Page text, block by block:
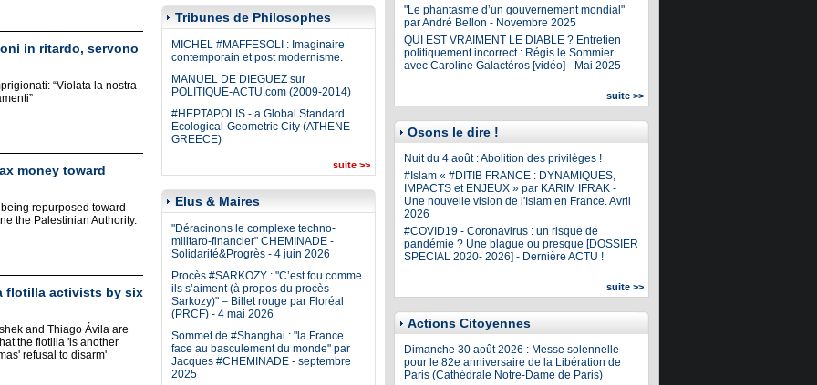
in ritardo, servono
“Violata la nostra
money toward
repurposed toward
the Palestinian Authority.
flotilla activists by six
and Thiago Ávila are
the flotilla 'is another
refusal to disarm'
Tribunes de Philosophes
MICHEL #MAFFESOLI : Imaginaire
contemporain et post modernisme.
MANUEL DE DIEGUEZ sur
POLITIQUE-ACTU.com (2009-2014)
#HEPTAPOLIS - a Global Standard
Ecological-Geometric City (ATHENE -
GREECE)
suite >>
Elus & Maires
"Déracinons le complexe techno-
militaro-financier" CHEMINADE -
Solidarité&Progrès - 4 juin 2026
Procès #SARKOZY : "C’est fou comme
ils s’aiment (à propos du procès
Sarkozy)" – Billet rouge par Floréal
(PRCF) - 4 mai 2026
Sommet de #Shanghai : "la France
face au basculement du monde" par
Jacques #CHEMINADE - septembre
2025
"Le phantasme d’un gouvernement mondial"
par André Bellon - Novembre 2025
QUI EST VRAIMENT LE DIABLE ? Entretien
politiquement incorrect : Régis le Sommier
avec Caroline Galactéros [vidéo] - Mai 2025
suite >>
Osons le dire !
Nuit du 4 août : Abolition des privilèges !
#Islam « #DITIB FRANCE : DYNAMIQUES,
IMPACTS et ENJEUX » par KARIM IFRAK -
Une nouvelle vision de l'Islam en France. Avril
2026
#COVID19 - Coronavirus : un risque de
pandémie ? Une blague ou presque [DOSSIER
SPECIAL 2020- 2026] - Dernière ACTU !
suite >>
Actions Citoyennes
Dimanche 30 août 2026 : Messe solennelle
pour le 82e anniversaire de la Libération de
Paris (Cathédrale Notre-Dame de Paris)